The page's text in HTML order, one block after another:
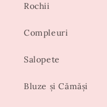
Rochii
Compleuri
Salopete
Bluze și Cămăși